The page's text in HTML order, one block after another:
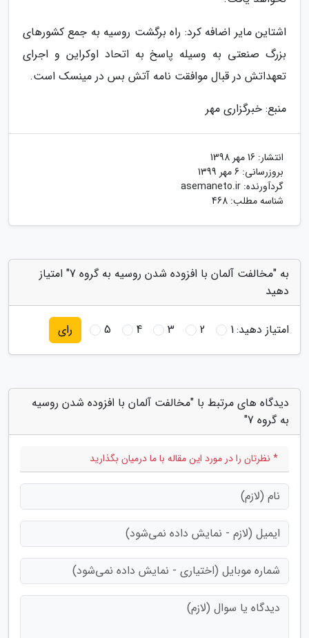
اشتاین مایر اضافه کرد: راه برگشت روسیه به جمع کشورهای
بزرگ صنعتی به وسیله پاسخ به اتحاد اوکراین و اجرای
تعهداتش در قبال موافقت نامه آتش بس در مینسک است.
منبع: خبرگزاری مهر
انتشار: 16 مهر 1398
بروزرسانی: 6 مهر 1399
گردآورنده: asemaneto.ir
شناسه مطلب: 468
به "مخالفت آلمان با افزوده شدن روسیه به گروه 7" امتیاز
دهید
امتیاز دهید:1
2
3
4
5 رای
دیدگاه های مرتبط با "مخالفت آلمان با افزوده شدن روسیه
به گروه 7"
* نظرتان را در مورد این مقاله با ما درمیان بگذارید